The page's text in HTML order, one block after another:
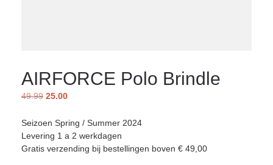
AIRFORCE Polo Brindle
49.99 25.00
Seizoen Spring / Summer 2024
Levering 1 a 2 werkdagen
Gratis verzending bij bestellingen boven € 49,00